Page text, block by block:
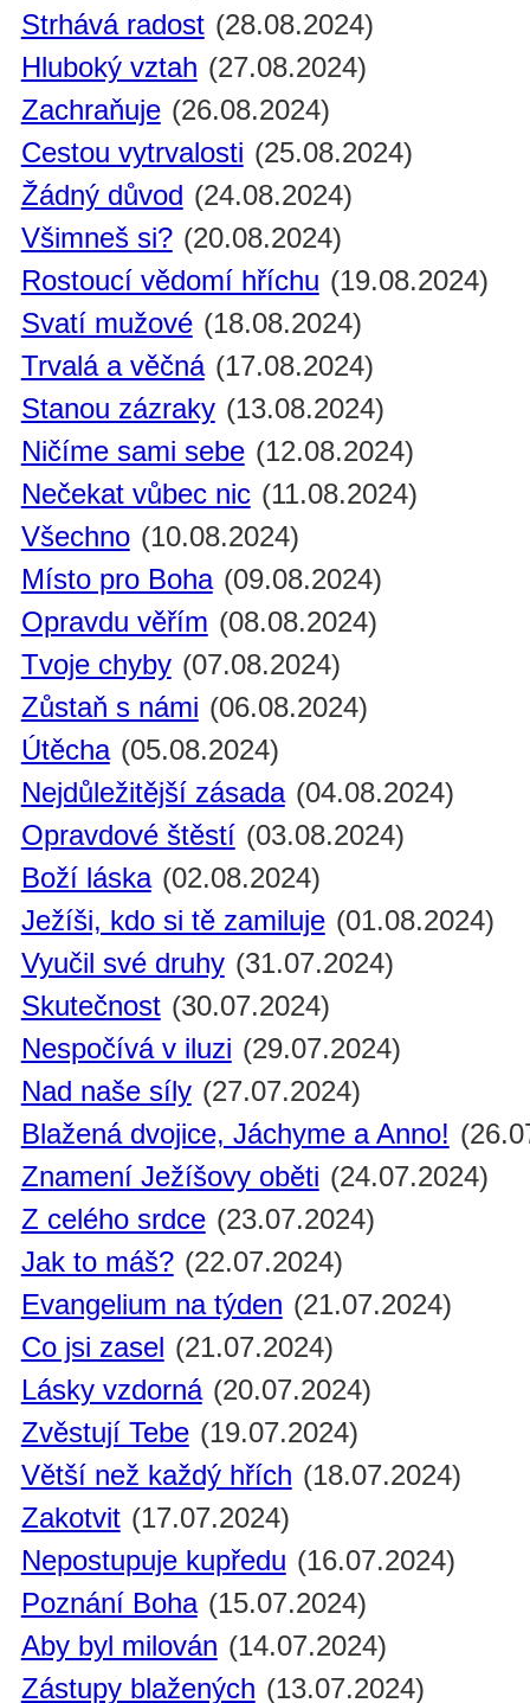
Strhává radost (28.08.2024)
Hluboký vztah (27.08.2024)
Zachraňuje (26.08.2024)
Cestou vytrvalosti (25.08.2024)
Žádný důvod (24.08.2024)
Všimneš si? (20.08.2024)
Rostoucí vědomí hříchu (19.08.2024)
Svatí mužové (18.08.2024)
Trvalá a věčná (17.08.2024)
Stanou zázraky (13.08.2024)
Ničíme sami sebe (12.08.2024)
Nečekat vůbec nic (11.08.2024)
Všechno (10.08.2024)
Místo pro Boha (09.08.2024)
Opravdu věřím (08.08.2024)
Tvoje chyby (07.08.2024)
Zůstaň s námi (06.08.2024)
Útěcha (05.08.2024)
Nejdůležitější zásada (04.08.2024)
Opravdové štěstí (03.08.2024)
Boží láska (02.08.2024)
Ježíši, kdo si tě zamiluje (01.08.2024)
Vyučil své druhy (31.07.2024)
Skutečnost (30.07.2024)
Nespočívá v iluzi (29.07.2024)
Nad naše síly (27.07.2024)
Blažená dvojice, Jáchyme a Anno!
Znamení Ježíšovy oběti (24.07.2024)
Z celého srdce (23.07.2024)
Jak to máš? (22.07.2024)
Evangelium na týden (21.07.2024)
Co jsi zasel (21.07.2024)
Lásky vzdorná (20.07.2024)
Zvěstují Tebe (19.07.2024)
Větší než každý hřích (18.07.2024)
Zakotvit (17.07.2024)
Nepostupuje kupředu (16.07.2024)
Poznání Boha (15.07.2024)
Aby byl milován (14.07.2024)
Zástupy blažených (13.07.2024)